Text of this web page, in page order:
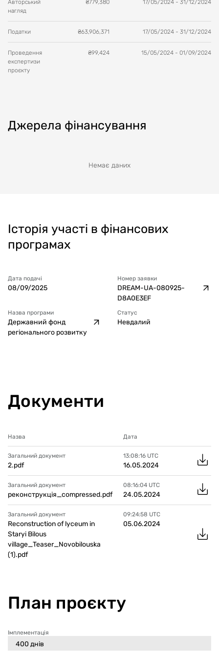
Авторський
нагляд
₴779,380 17/05/2024 - 31/12/2024
Податки ₴63,906,371 17/05/2024 - 31/12/2024
Проведення
експертизи
проєкту
₴99,424 15/05/2024 - 01/09/2024
Джерела фінансування
Немає даних
Історія участі в фінансових
програмах
Дата подачі
08/09/2025
Номер заявки
DREAM-UA-080925-
D8A0E3EF
Назва програми
Державний фонд
регіонального розвитку
Статус
Невдалий
Документи
Назва Дата
Загальний документ
2.pdf
13:08:16 UTC
16.05.2024
Загальний документ
реконструкція_compressed.pdf
08:16:04 UTC
24.05.2024
Загальний документ
Reconstruction of lyceum in
Staryi Bilous
village_Teaser_Novobilouska
(1).pdf
09:24:58 UTC
05.06.2024
План проєкту
Імплементація
400 днів